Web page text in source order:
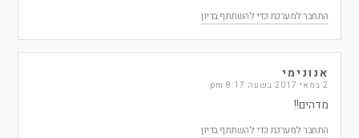
התחבר למערכת כדי להשתתף בדיון
אנונימי
2 במאי 2017 בשעה 8:17 pm
מדהים!!
התחבר למערכת כדי להשתתף בדיון